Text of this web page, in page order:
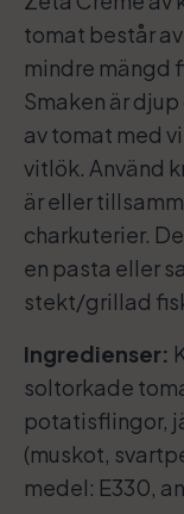
tomat består
mindre mängd
Smaken är
av tomat med
vitlök. Använd
är eller
charkuterier.
en pasta eller
stekt/grillad
Ingredienser:
soltorkade
potatisflingor,
(muskot,
medel: E330,